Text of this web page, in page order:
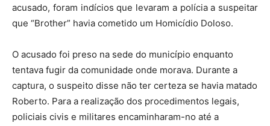
acusado, foram indícios que levaram a polícia a suspeitar
que “Brother” havia cometido um Homicídio Doloso.
O acusado foi preso na sede do município enquanto
tentava fugir da comunidade onde morava. Durante a
captura, o suspeito disse não ter certeza se havia matado
Roberto. Para a realização dos procedimentos legais,
policiais civis e militares encaminharam-no até a